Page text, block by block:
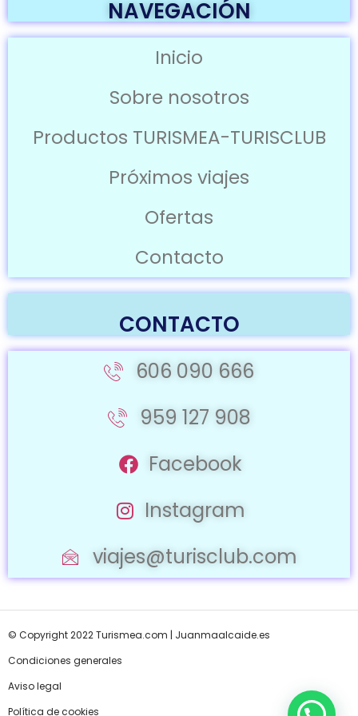
NAVEGACIÓN
Inicio
Sobre nosotros
Productos TURISMEA-TURISCLUB
Próximos viajes
Ofertas
Contacto
CONTACTO
606 090 666
959 127 908
Facebook
Instagram
viajes@turisclub.com
© Copyright 2022 Turismea.com | Juanmaalcaide.es
Condiciones generales
Aviso legal
Política de cookies